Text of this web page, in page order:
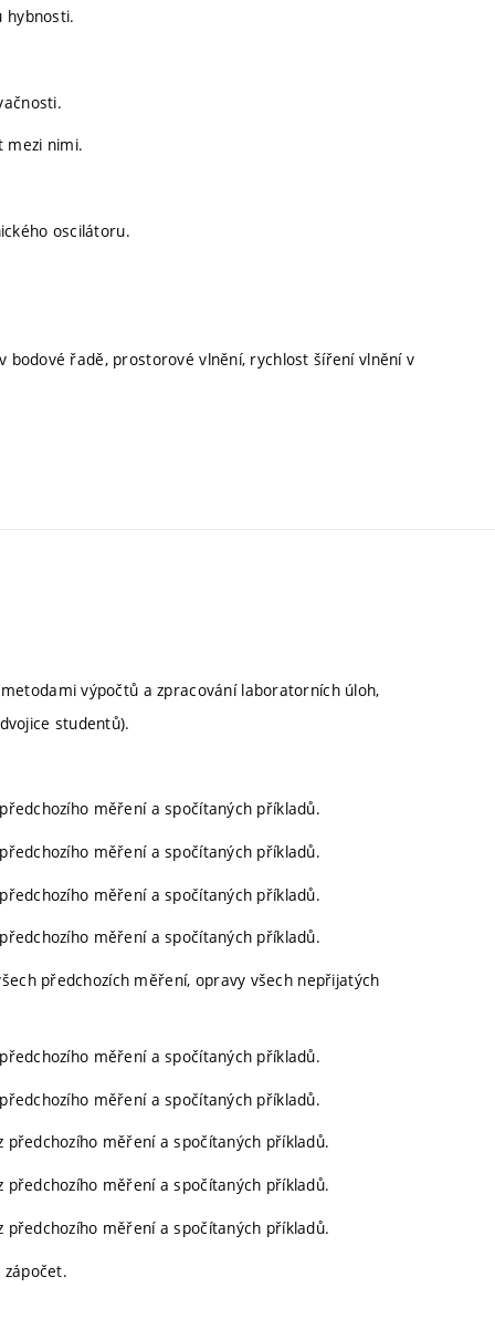
hybnosti.
mezi nimi.
oscilátoru.
bodové řadě, prostorové vlnění, rychlost šíření vlnění v
výpočtů a zpracování laboratorních úloh,
studentů).
měření a spočítaných příkladů.
měření a spočítaných příkladů.
měření a spočítaných příkladů.
měření a spočítaných příkladů.
předchozích měření, opravy všech nepřijatých
měření a spočítaných příkladů.
měření a spočítaných příkladů.
měření a spočítaných příkladů.
měření a spočítaných příkladů.
měření a spočítaných příkladů.